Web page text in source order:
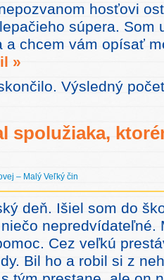
hosťovi
súpera. Som
a chcem vám opísať
»
Výsledný
spolužiaka,
– Malý Veľký čin
deň. Išiel som do
nepredvídateľné.
Cez veľkú
Bil ho a robil si z